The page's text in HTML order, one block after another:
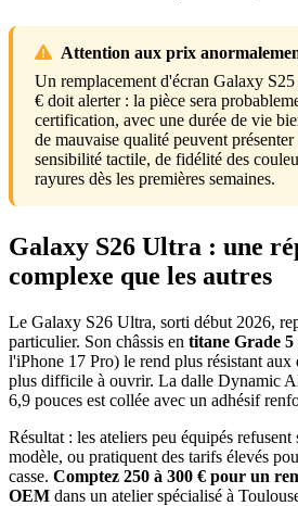
Attention aux prix
Un remplacement d'écran Galaxy
€ doit alerter : la pièce sera
certification, avec une durée de vie
de mauvaise qualité peuvent
sensibilité tactile, de fidélité des
rayures dès les premières semaines.
Galaxy S26 Ultra : une
complexe que les autres
Le Galaxy S26 Ultra, sorti début 2026,
particulier. Son châssis en titane Grade 5
l'iPhone 17 Pro) le rend plus résistant aux
plus difficile à ouvrir. La dalle Dynamic
6,9 pouces est collée avec un adhésif
Résultat : les ateliers peu équipés
modèle, ou pratiquent des tarifs élevés
casse. Comptez 250 à 300 € pour un
OEM dans un atelier spécialisé à